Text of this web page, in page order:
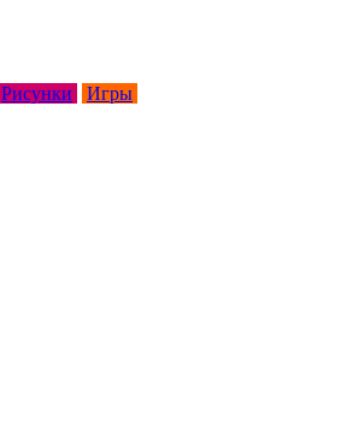
Рисунки
Игры